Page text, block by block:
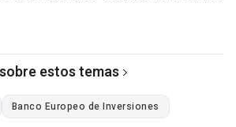
estos temas
Banco Europeo de Inversiones